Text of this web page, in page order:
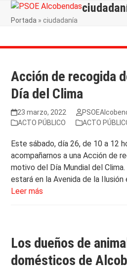
SkipOpen
mobile
Close
mobile
Portada » ciudadanía
Acción de recogida
Día del Clima
23 marzo, 2022
ACTO PÚBLICO
ACTO
Este sábado, día 26, de 10 a 12
acompañarnos a una Acción de
motivo del Día Mundial del
estará en la Avenida de la Ilusión
Leer más
Los dueños de
domésticos de